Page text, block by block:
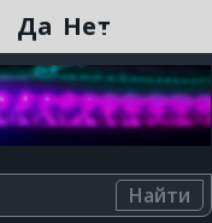
Да Нет
Найти